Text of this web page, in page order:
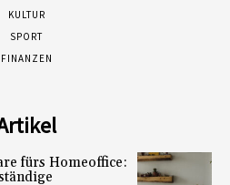
KULTUR
SPORT
FINANZEN
fürs Homeoffice: